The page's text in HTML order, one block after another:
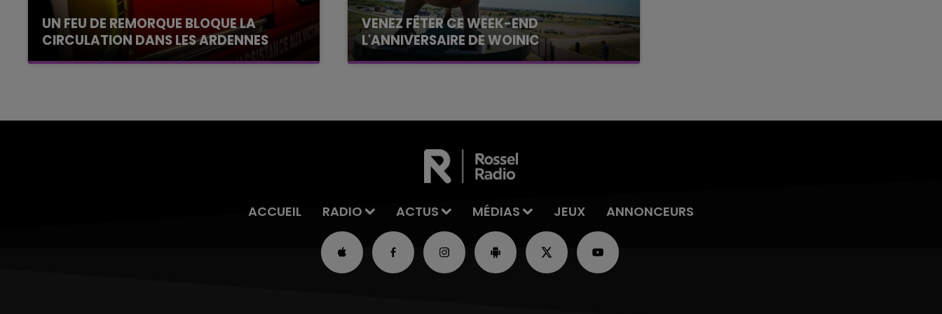
UN FEU DE REMORQUE BLOQUE LA
CIRCULATION DANS LES ARDENNES
Un feu de remorque s'est déclaré ce mercredi
VENEZ FÊTER CE WEEK-END
L'ANNIVERSAIRE DE WOINIC
Ce samedi 8 août sera un grand jour :
ACCUEIL RADIO ACTUS MÉDIAS JEUX ANNONCEURS